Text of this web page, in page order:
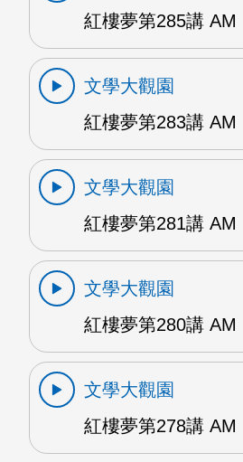
紅樓夢第285講 AM
文學大觀園
紅樓夢第283講 AM
文學大觀園
紅樓夢第281講 AM
文學大觀園
紅樓夢第280講 AM
文學大觀園
紅樓夢第278講 AM